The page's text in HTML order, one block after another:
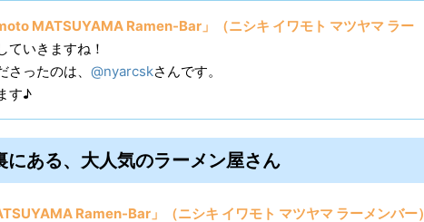
MATSUYAMA Ramen-Bar」（ニシキ イワモト マツヤマ ラー
ていきますね！
ったのは、 @nyarcskさんです。
す♪
ある、大人気のラーメン屋さん
Ramen-Bar」（ニシキ イワモト マツヤマ ラーメンバー）